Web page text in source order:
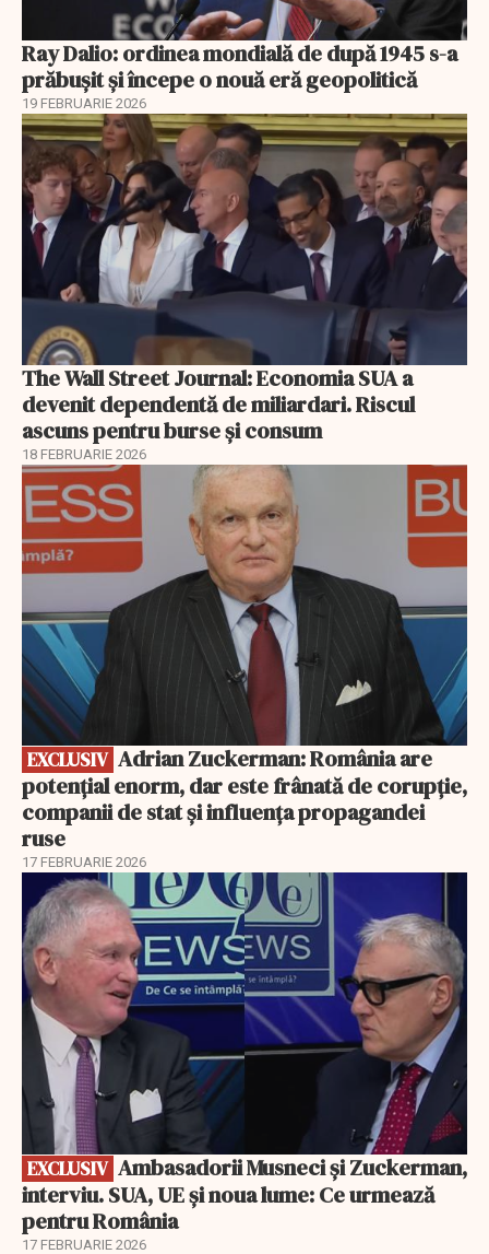
Ray Dalio: ordinea mondială de după 1945 s-a
prăbușit și începe o nouă eră geopolitică
19 FEBRUARIE 2026
The Wall Street Journal: Economia SUA a
devenit dependentă de miliardari. Riscul
ascuns pentru burse și consum
18 FEBRUARIE 2026
EXCLUSIV
EXCLUSIV
potențial enorm, dar este frânată de corupție,
companii de stat și influența propagandei
ruse
17 FEBRUARIE 2026
EXCLUSIV
EXCLUSIV
interviu. SUA, UE și noua lume: Ce urmează
pentru România
17 FEBRUARIE 2026